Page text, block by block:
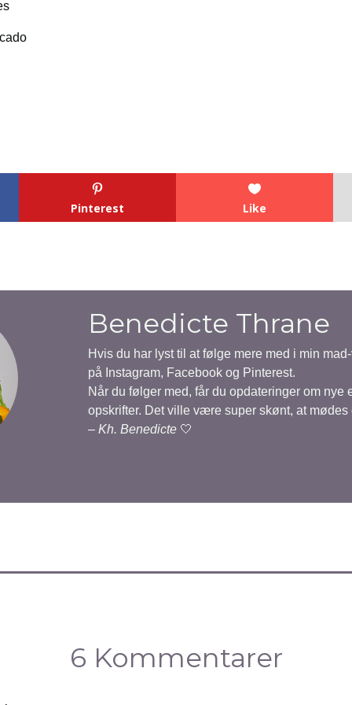
Pinterest Like
Benedicte Thrane
Hvis du har lyst til at følge mere med i min
på Instagram, Facebook og Pinterest.
Når du følger med, får du opdateringer om nye
opskrifter. Det ville være super skønt, at mødes
– Kh. Benedicte 🤍
6 Kommentarer